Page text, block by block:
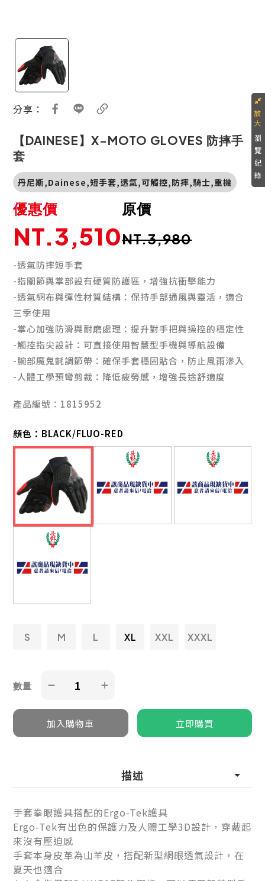
分享：
【DAINESE】X-MOTO GLOVES 防摔手
套
丹尼斯,Dainese,短手套,透氣,可觸控,防摔,騎士,重機
原價
NT.3,980
優惠價
NT.3,510
-透氣防摔短手套
-指關節與掌部設有硬質防護區，增強抗衝擊能力
-透氣網布與彈性材質結構：保持手部通風與靈活，適合
三季使用
-掌心加強防滑與耐磨處理：提升對手把與操控的穩定性
-觸控指尖設計：可直接使用智慧型手機與導航設備
-腕部魔鬼氈調節帶：確保手套穩固貼合，防止風雨滲入
-人體工學預彎剪裁：降低疲勞感，增強長途舒適度
產品編號：1815952
顏色： BLACK/FLUO-RED
S M L XL XXL XXXL
數量
描述
手套拳眼護具搭配的Ergo-Tek護具
Ergo-Tek有出色的保護力及人體工學3D設計，穿戴起
來沒有壓迫感
手套本身皮革為山羊皮，搭配新型網眼透氣設計，在
夏天也適合
瀏
覽
紀
錄